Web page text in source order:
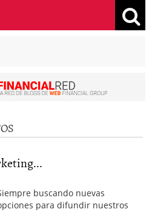
buscando nuevas
para difundir nuestros